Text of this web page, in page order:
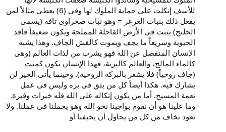
للأسف إتكلت على حماية الملوك لها وفى (6) يعطى مثالاً لمن
يفعل ذلك بنبات العرعر = وهو نبات صحراوى تافه (يسمى
الخلنج) ينبت فى الأرض القاحلة المملحة ويكون ضعيفاً فاقد
الحيوية وسريعاً ما يجف ويموت كالقش الجاف. وهذا يشبه
الإنسان المنفصل عن الله فهو يشرب من لذات العالم (وهى
كالماء المالح، والعالم كالبرية، فهذا الإنسان يكون كميت
(جاف روحياً) فلا يشعر بالبركة الروحية). وحينما يأتى الخير لن
يشارك فيه. هكذا أيضاً كل من يثق فى بره وليس فى عمل
نعمة المسيح. أما من يكون إتكاله على الله فله خيرات وفيرة.
وما علينا هو أن نقوم بواجبنا نحو الله وهو يحملنا فى عملنا. ولا
نعود نخاف من كل من يحاول أن يخيفنا أو